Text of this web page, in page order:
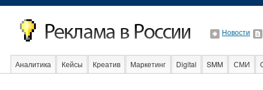
Новости
Аналитика Кейсы Креатив Маркетинг Digital SMM СМИ